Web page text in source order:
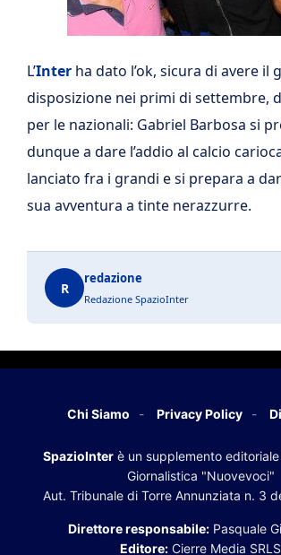
L’Inter ha dato l’ok, sicura di avere il
disposizione nei primi di settembre,
per le nazionali: Gabriel Barbosa si
dunque a dare l’addio al calcio
lanciato fra i grandi e si prepara a
sua avventura a tinte nerazzurre.
R
redazione
Redazione SpazioInter
Chi Siamo Privacy Policy
SpazioInter è un supplemento
Giornalistica "Nuovevoci"
Aut. Tribunale di Torre Annunziata n. 3
Direttore responsabile: Pasquale
Editore: Cierre Media SRLS